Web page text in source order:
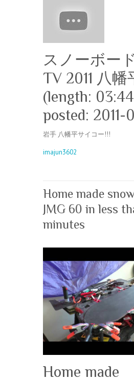
スノーボー
TV 2011 八幡
(length:
posted:
岩手 八幡平サイコー!!!
imajun3602
Home made
JMG 60 in less
minutes
Home made